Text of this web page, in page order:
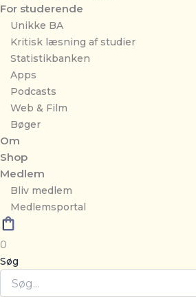
For studerende
Unikke BA
Kritisk læsning af studier
Statistikbanken
Apps
Podcasts
Web & Film
Bøger
Om
Shop
Medlem
Bliv medlem
Medlemsportal
0
Søg